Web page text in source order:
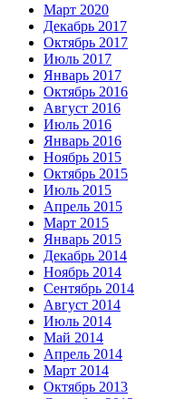
Март 2020
Декабрь 2017
Октябрь 2017
Июль 2017
Январь 2017
Октябрь 2016
Август 2016
Июль 2016
Январь 2016
Ноябрь 2015
Октябрь 2015
Июль 2015
Апрель 2015
Март 2015
Январь 2015
Декабрь 2014
Ноябрь 2014
Сентябрь 2014
Август 2014
Июль 2014
Май 2014
Апрель 2014
Март 2014
Октябрь 2013